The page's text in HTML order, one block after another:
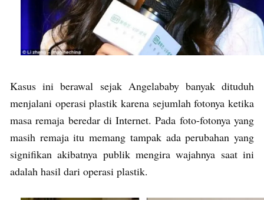
Kasus ini berawal sejak Angelababy banyak dituduh
menjalani operasi plastik karena sejumlah fotonya ketika
masa remaja beredar di Internet. Pada foto-fotonya yang
masih remaja itu memang tampak ada perubahan yang
signifikan akibatnya publik mengira wajahnya saat ini
adalah hasil dari operasi plastik.